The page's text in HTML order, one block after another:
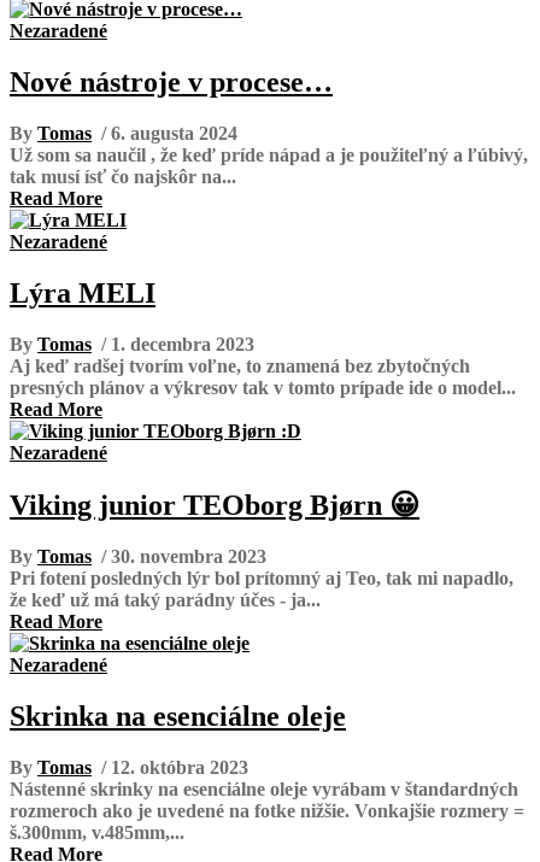
Nezaradené
Nové nástroje v procese…
By Tomas / 6. augusta 2024
Už som sa naučil , že keď príde nápad a je použiteľný a ľúbivý,
tak musí ísť čo najskôr na...
Read More
Nezaradené
Lýra MELI
By Tomas / 1. decembra 2023
Aj keď radšej tvorím voľne, to znamená bez zbytočných
presných plánov a výkresov tak v tomto prípade ide o model...
Read More
Nezaradené
Viking junior TEOborg Bjørn 😀
By Tomas / 30. novembra 2023
Pri fotení posledných lýr bol prítomný aj Teo, tak mi napadlo,
že keď už má taký parádny účes - ja...
Read More
Nezaradené
Skrinka na esenciálne oleje
By Tomas / 12. októbra 2023
Nástenné skrinky na esenciálne oleje vyrábam v štandardných
rozmeroch ako je uvedené na fotke nižšie. Vonkajšie rozmery =
š.300mm, v.485mm,...
Read More